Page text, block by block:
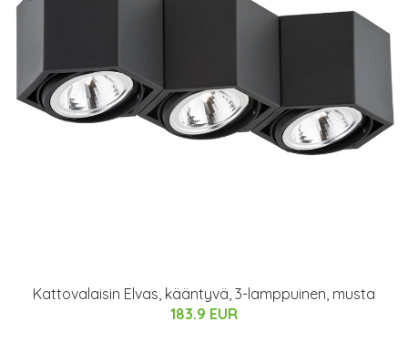
Kattovalaisin Elvas, kääntyvä, 3-lamppuinen, musta
183.9 EUR